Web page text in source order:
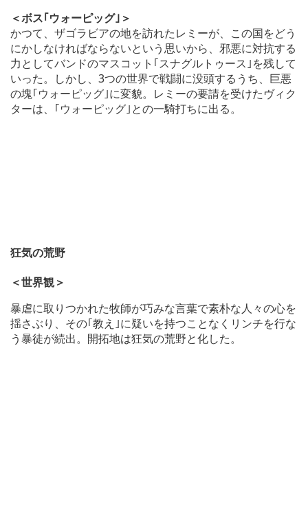
＜ボス｢ウォーピッグ｣＞
かつて、ザゴラビアの地を訪れたレミーが、この国をどう
にかしなければならないという思いから、邪悪に対抗する
力としてバンドのマスコット｢スナグルトゥース｣を残して
いった。しかし、3つの世界で戦闘に没頭するうち、巨悪
の塊｢ウォーピッグ｣に変貌。レミーの要請を受けたヴィク
ターは、｢ウォーピッグ｣との一騎打ちに出る。
狂気の荒野
＜世界観＞
暴虐に取りつかれた牧師が巧みな言葉で素朴な人々の心を
揺さぶり、その｢教え｣に疑いを持つことなくリンチを行な
う暴徒が続出。開拓地は狂気の荒野と化した。